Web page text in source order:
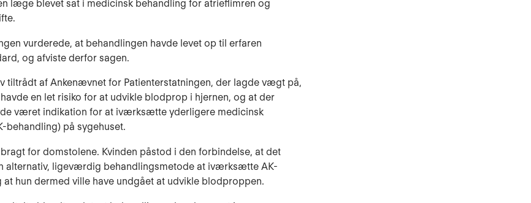
læge blevet sat i medicinsk behandling for atrieflimren og
vurderede, at behandlingen havde levet op til erfaren
og afviste derfor sagen.
tiltrådt af Ankenævnet for Patienterstatningen, der lagde vægt på,
en let risiko for at udvikle blodprop i hjernen, og at der
været indikation for at iværksætte yderligere medicinsk
behandling) på sygehuset.
for domstolene. Kvinden påstod i den forbindelse, at det
alternativ, ligeværdig behandlingsmetode at iværksætte AK-
at hun dermed ville have undgået at udvikle blodproppen.